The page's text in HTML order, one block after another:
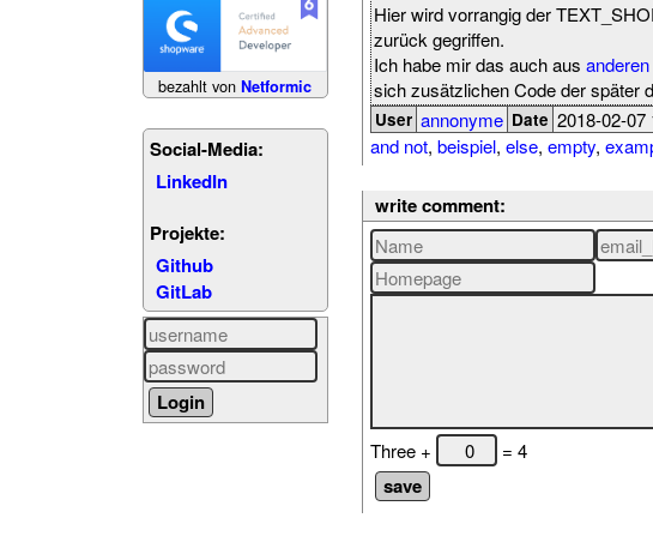
bezahlt vonNetformic
Social-Media:
LinkedIn
Projekte:
Github
GitLab
Hier wird vorrangig der
zurück gegriffen.
Ich habe mir das auch aus
sich zusätzlichen Code der später
User annonyme Date 2018-02-07
and not, beispiel, else, empty,
write comment:
Three + = 4